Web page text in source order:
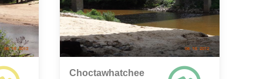
Choctawhatchee